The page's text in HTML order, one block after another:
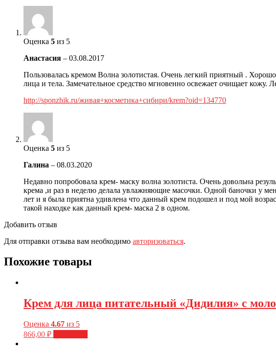
Оценка 5 из 5
Анастасия – 03.08.2017
Пользовалась кремом Волна золотистая. Очень легкий приятный .
лица и тела. Замечательное средство мгновенно освежает очищает кожу.
http://sponzhik.ru/живая+косметика+cибири/krem?oid=134770
Оценка 5 из 5
Галина – 08.03.2020
Недавно попробовала крем- маску волна золотиста. Очень довольна
крема ,и раз в неделю делала увлажняющие масочки. Одной баночки у
лет и я была приятна удивлена что данный крем подошел и под мой
такой находке как данный крем- маска 2 в одном.
Добавить отзыв
Для отправки отзыва вам необходимо авторизоваться.
Похожие товары
Крем для лица питательный «Дидилия» с
Оценка 4.67 из 5
866,00 ₽